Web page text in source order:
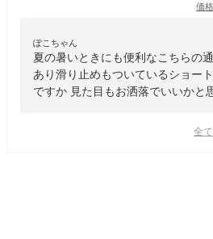
価
ぽこちゃん
夏の暑いときにも便利なこちらの
あり滑り止めもついているショー
ですか 見た目もお洒落でいいかと
全